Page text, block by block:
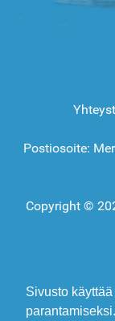
Sivusto
Postiosoite:
Copyright ©